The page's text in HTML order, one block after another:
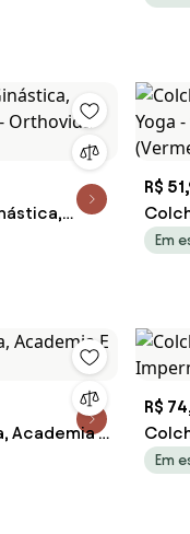
Orthovida
R$
Yoga
Em
Academia E
R$
Em